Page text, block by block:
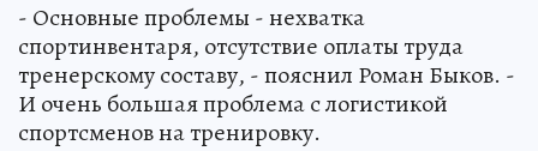
- Основные проблемы - нехватка
спортинвентаря, отсутствие оплаты труда
тренерскому составу, - пояснил Роман Быков. -
И очень большая проблема с логистикой
спортсменов на тренировку.